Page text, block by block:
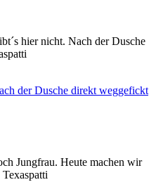
der Dusche direkt weggefickt